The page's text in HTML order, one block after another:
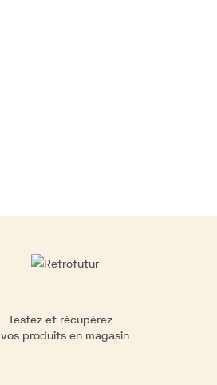
Testez et récupérez
vos produits en magasin